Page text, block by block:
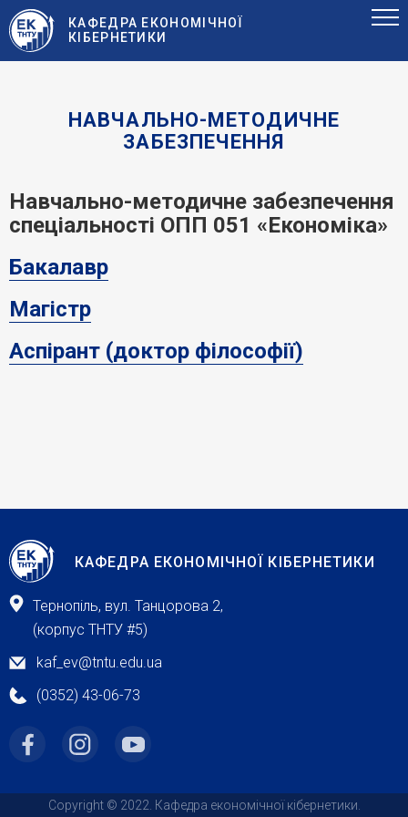
КАФЕДРА ЕКОНОМІЧНОЇ
КІБЕРНЕТИКИ
НАВЧАЛЬНО-МЕТОДИЧНЕ
ЗАБЕЗПЕЧЕННЯ
Навчально-методичне забезпечення
спеціальності ОПП 051 «Економіка»
Бакалавр
Магістр
Аспірант (доктор філософії)
КАФЕДРА ЕКОНОМІЧНОЇ КІБЕРНЕТИКИ
Тернопіль, вул. Танцорова 2,
(корпус ТНТУ #5)
kaf_ev@tntu.edu.ua
(0352) 43-06-73
Copyright © 2022. Кафедра економічної кібернетики.